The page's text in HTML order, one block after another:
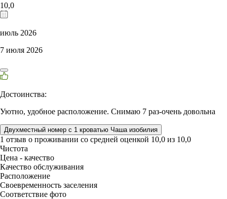
10,0
июль 2026
7 июля 2026
Достоинства:
Уютно, удобное расположение. Снимаю 7 раз-очень довольна
Двухместный номер с 1 кроватью Чаша изобилия
1 отзыв о проживании со средней оценкой 10,0 из 10,0
Чистота
Цена - качество
Качество обслуживания
Расположение
Своевременность заселения
Соответствие фото